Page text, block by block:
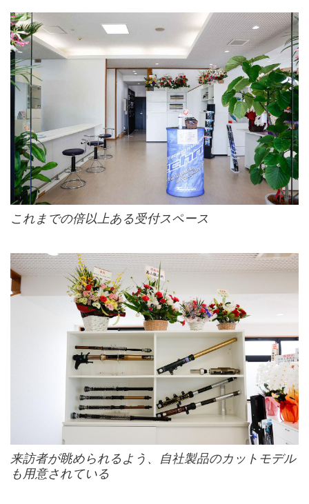
これまでの倍以上ある受付スペース
来訪者が眺められるよう、自社製品のカットモデル
も用意されている